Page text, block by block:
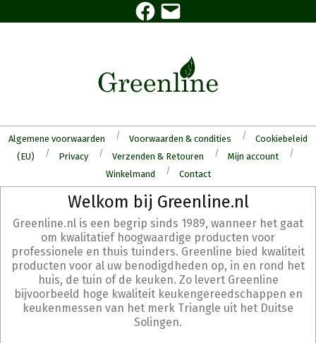
to
Facebook
E-
mail
Algemene voorwaarden Voorwaarden & condities
Cookiebeleid
(EU)
Privacy Verzenden & Retouren
Mijn account
Winkelmand
Contact
Menu
Welkom bij Greenline.nl
Greenline.nl is een begrip sinds 1989, wanneer het gaat
om kwalitatief hoogwaardige producten voor
professionele en thuis tuinders. Greenline bied kwaliteit
producten voor al uw benodigdheden op, in en rond het
huis, de tuin of de keuken. Zo levert Greenline
bijvoorbeeld hoge kwaliteit keukengereedschappen en
keukenmessen van het merk Triangle uit het Duitse
Solingen.